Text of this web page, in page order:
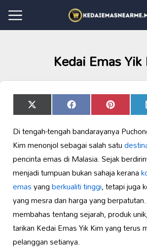
Kedai Emas
Share
on
X
(Twitter)
Share
on
Facebook Share
on
Pinterest
Di tengah-tengah bandarayanya
Kim menonjol sebagai salah satu
pencinta emas di Malasia. Sejak
menjadi tumpuan bukan sahaja kerana
emasyangberkualiti tinggi, tetapi juga
yang mesra dan harga yang
membahas tentang sejarah, produk
tarikan Kedai Emas Yik Kim yang terus
pelanggan setianya.